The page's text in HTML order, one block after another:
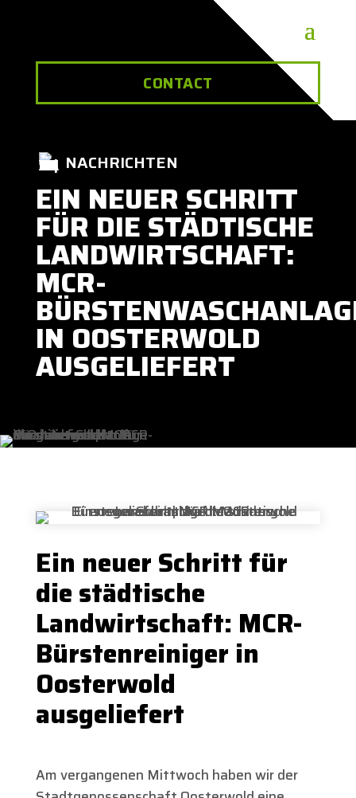
CONTACT
NACHRICHTEN
EIN NEUER SCHRITT
FÜR DIE STÄDTISCHE
LANDWIRTSCHAFT:
MCR-
IN OOSTERWOLD
AUSGELIEFERT
Ein neuer Schritt für
die städtische
Landwirtschaft: MCR-
Bürstenreiniger in
Oosterwold
ausgeliefert
Am vergangenen Mittwoch haben wir der